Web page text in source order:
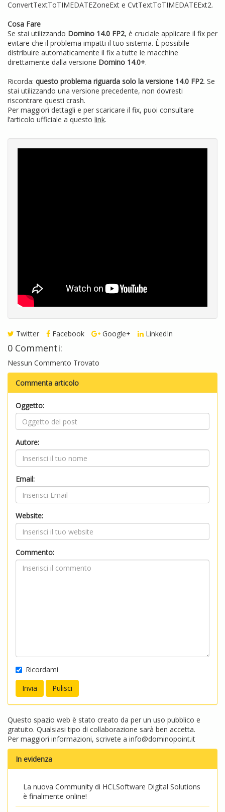
ConvertTextToTIMEDATEZoneExt e CvtTextToTIMEDATEExt2.
Cosa Fare
Se stai utilizzando Domino 14.0 FP2, è cruciale applicare il fix per
evitare che il problema impatti il tuo sistema. È possibile
distribuire automaticamente il fix a tutte le macchine
direttamente dalla versione Domino 14.0+.
Ricorda: questo problema riguarda solo la versione 14.0 FP2. Se
stai utilizzando una versione precedente, non dovresti
riscontrare questi crash.
Per maggiori dettagli e per scaricare il fix, puoi consultare
l’articolo ufficiale a questo link.
Twitter Facebook Google+ LinkedIn
0 Commenti:
Nessun Commento Trovato
Commenta articolo
Oggetto:
Autore:
Email:
Website:
Commento:
Ricordami
Questo spazio web è stato creato da per un uso pubblico e
gratuito. Qualsiasi tipo di collaborazione sarà ben accetta.
Per maggiori informazioni, scrivete a info@dominopoint.it
In evidenza
La nuova Community di HCLSoftware Digital Solutions
è finalmente online!